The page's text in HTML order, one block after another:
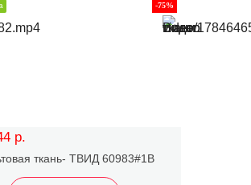
р.
-75%
ткань- ТВИД 60983#1B